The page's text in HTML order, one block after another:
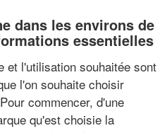
dans les environs de
essentielles
et l'utilisation souhaitée sont
l'on souhaite choisir
commencer, d'une
qu'est choisie la